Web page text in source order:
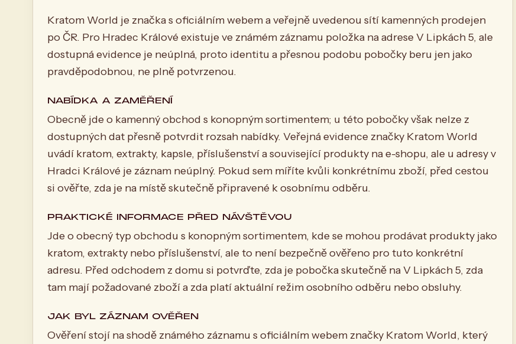
Kratom World je značka s oficiálním webem a veřejně uvedenou sítí kamenných prodejen
po ČR. Pro Hradec Králové existuje ve známém záznamu položka na adrese V Lipkách 5, ale
dostupná evidence je neúplná, proto identitu a přesnou podobu pobočky beru jen jako
pravděpodobnou, ne plně potvrzenou.
NABÍDKA A ZAMĚŘENÍ
Obecně jde o kamenný obchod s konopným sortimentem; u této pobočky však nelze z
dostupných dat přesně potvrdit rozsah nabídky. Veřejná evidence značky Kratom World
uvádí kratom, extrakty, kapsle, příslušenství a související produkty na e-shopu, ale u adresy v
Hradci Králové je záznam neúplný. Pokud sem míříte kvůli konkrétnímu zboží, před cestou
si ověřte, zda je na místě skutečně připravené k osobnímu odběru.
PRAKTICKÉ INFORMACE PŘED NÁVŠTĚVOU
Jde o obecný typ obchodu s konopným sortimentem, kde se mohou prodávat produkty jako
kratom, extrakty nebo příslušenství, ale to není bezpečně ověřeno pro tuto konkrétní
adresu. Před odchodem z domu si potvrďte, zda je pobočka skutečně na V Lipkách 5, zda
tam mají požadované zboží a zda platí aktuální režim osobního odběru nebo obsluhy.
JAK BYL ZÁZNAM OVĚŘEN
Ověření stojí na shodě známého záznamu s oficiálním webem značky Kratom World, který